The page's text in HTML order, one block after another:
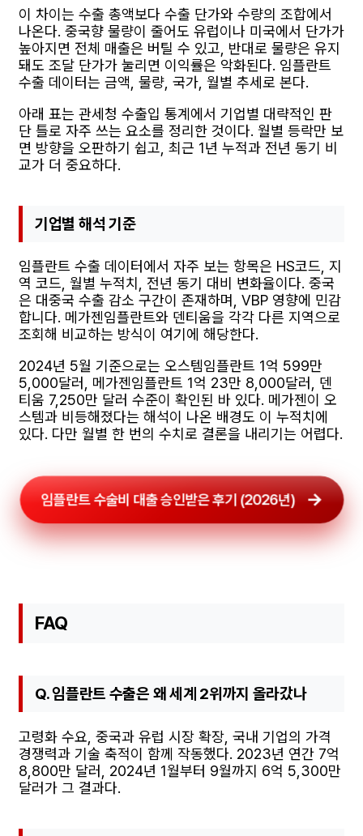
이 차이는 수출 총액보다 수출 단가와 수량의 조합에서
나온다. 중국향 물량이 줄어도 유럽이나 미국에서 단가가
높아지면 전체 매출은 버틸 수 있고, 반대로 물량은 유지
돼도 조달 단가가 눌리면 이익률은 악화된다. 임플란트
수출 데이터는 금액, 물량, 국가, 월별 추세로 본다.
아래 표는 관세청 수출입 통계에서 기업별 대략적인 판
단 틀로 자주 쓰는 요소를 정리한 것이다. 월별 등락만 보
면 방향을 오판하기 쉽고, 최근 1년 누적과 전년 동기 비
교가 더 중요하다.
기업별 해석 기준
임플란트 수출 데이터에서 자주 보는 항목은 HS코드, 지
역 코드, 월별 누적치, 전년 동기 대비 변화율이다. 중국
은 대중국 수출 감소 구간이 존재하며, VBP 영향에 민감
합니다. 메가젠임플란트와 덴티움을 각각 다른 지역으로
조회해 비교하는 방식이 여기에 해당한다.
2024년 5월 기준으로는 오스템임플란트 1억 599만
5,000달러, 메가젠임플란트 1억 23만 8,000달러, 덴
티움 7,250만 달러 수준이 확인된 바 있다. 메가젠이 오
스템과 비등해졌다는 해석이 나온 배경도 이 누적치에
있다. 다만 월별 한 번의 수치로 결론을 내리기는 어렵다.
임플란트 수술비 대출 승인받은 후기 (2026년)
FAQ
Q. 임플란트 수출은 왜 세계 2위까지 올라갔나
고령화 수요, 중국과 유럽 시장 확장, 국내 기업의 가격
경쟁력과 기술 축적이 함께 작동했다. 2023년 연간 7억
8,800만 달러, 2024년 1월부터 9월까지 6억 5,300만
달러가 그 결과다.